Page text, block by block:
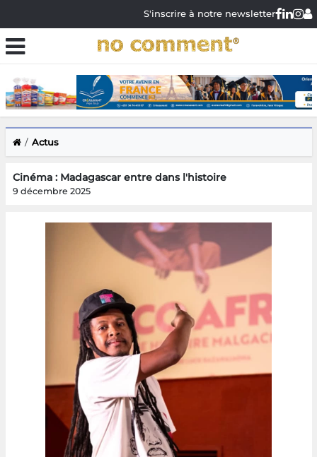
S'inscrire à notre newsletter
Actus
Cinéma : Madagascar entre dans l'histoire
9 décembre 2025